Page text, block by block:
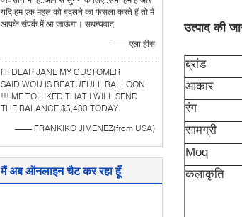
यदि हम एक महल को बदलने का फैसला करते हैं तो मैं
आपके संपर्क में आ जाऊंगा। सधन्यवाद
—— एला हीस
HI DEAR JANE MY CUSTOMER
SAID:WOU IS BEATUFULL BALLOON
!!! ME TO LIKED THAT.I WILL SEND
THE BALANCE $5,480 TODAY.
—— FRANKIKO JIMENEZ(from USA)
मैं अब ऑनलाइन चैट कर रहा हूँ
उत्पाद की
ब्रांड
आकार
रंग
सामग्री
Moq
कलाकृति